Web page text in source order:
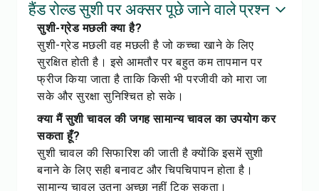
हैंड रोल्ड सुशी पर अक्सर पूछे जाने वाले प्रश्न
सुशी-ग्रेड मछली क्या है?
सुशी-ग्रेड मछली वह मछली है जो कच्चा खाने के लिए
सुरक्षित होती है। इसे आमतौर पर बहुत कम तापमान पर
फ्रीज किया जाता है ताकि किसी भी परजीवी को मारा जा
सके और सुरक्षा सुनिश्चित हो सके।
क्या मैं सुशी चावल की जगह सामान्य चावल का उपयोग कर
सकता हूँ?
सुशी चावल की सिफारिश की जाती है क्योंकि इसमें सुशी
बनाने के लिए सही बनावट और चिपचिपापन होता है।
सामान्य चावल उतना अच्छा नहीं टिक सकता।